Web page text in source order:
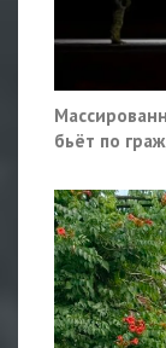
бьёт по